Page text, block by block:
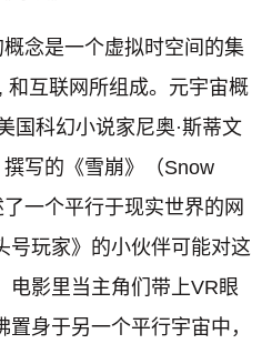
念是一个虚拟时空间的集
和互联网所组成。元宇宙概
国科幻小说家尼奥·斯蒂文
写的《雪崩》（Snow
一个平行于现实世界的网
号玩家》的小伙伴可能对这
电影里当主角们带上VR眼
身于另一个平行宇宙中，